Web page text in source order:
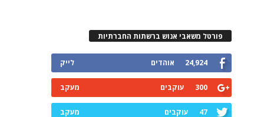
פורטל משאבי אנוש ברשתות החברתיות
24,924 אוהדים לייק
300 עוקבים מעקב
47 עוקבים מעקב